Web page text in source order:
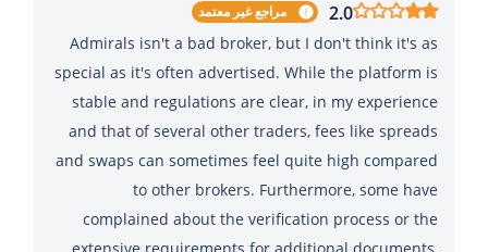
2.0 مراجع غير معتمد
Admirals isn't a bad broker, but I don't think it's as
special as it's often advertised. While the platform is
stable and regulations are clear, in my experience
and that of several other traders, fees like spreads
and swaps can sometimes feel quite high compared
to other brokers. Furthermore, some have
complained about the verification process or the